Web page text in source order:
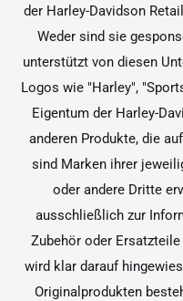
der Harley-Davidson
Weder sind sie
unterstützt von diesen
Logos wie "Harley",
Eigentum der Harley-
anderen Produkte, die
sind Marken ihrer
oder andere Dritte
ausschließlich zur
Zubehör oder
wird klar darauf
Originalprodukten